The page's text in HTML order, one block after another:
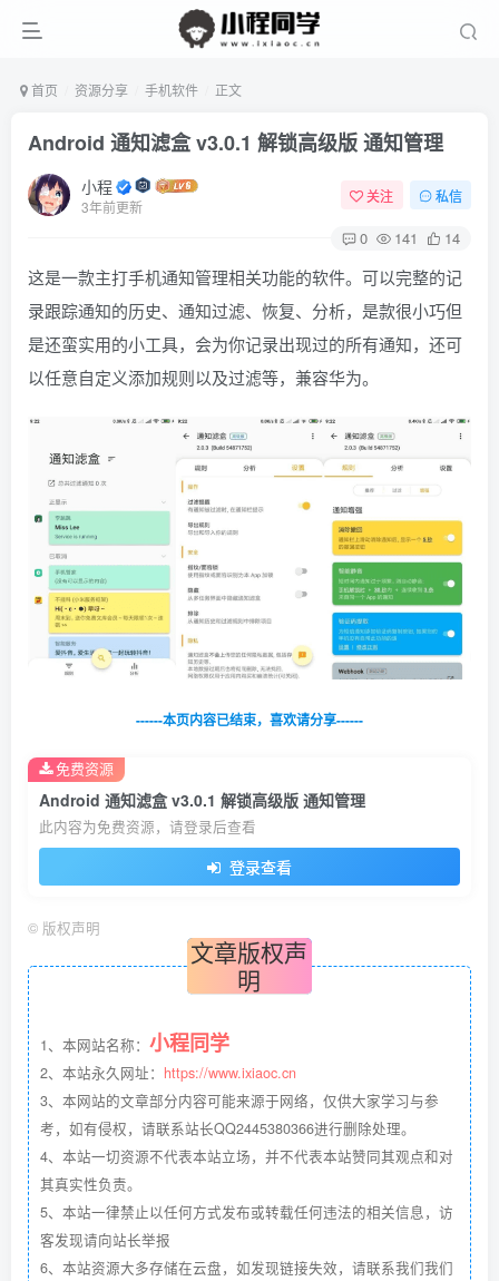
首页 资源分享 手机软件 正文
Android 通知滤盒 v3.0.1 解锁高级版 通知管理
小程
3年前更新
关注 私信
0 141 14
这是一款主打手机通知管理相关功能的软件。可以完整的记
录跟踪通知的历史、通知过滤、恢复、分析，是款很小巧但
是还蛮实用的小工具，会为你记录出现过的所有通知，还可
以任意自定义添加规则以及过滤等，兼容华为。
------本页内容已结束，喜欢请分享------
Android 通知滤盒 v3.0.1 解锁高级版 通知管理
此内容为免费资源，请登录后查看
登录查看
免费资源
© 版权声明
文章版权声
明
1、本网站名称： 小程同学
2、本站永久网址： https://www.ixiaoc.cn
3、本网站的文章部分内容可能来源于网络，仅供大家学习与参
考，如有侵权，请联系站长QQ2445380366进行删除处理。
4、本站一切资源不代表本站立场，并不代表本站赞同其观点和对
其真实性负责。
5、本站一律禁止以任何方式发布或转载任何违法的相关信息，访
客发现请向站长举报
6、本站资源大多存储在云盘，如发现链接失效，请联系我们我们